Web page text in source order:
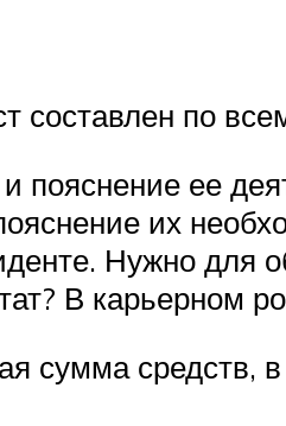
составлен по
ее
их
Нужно для
В карьерном
сумма средств,